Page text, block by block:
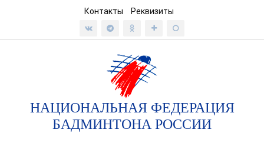
Контакты Реквизиты
НАЦИОНАЛЬНАЯ ФЕДЕРАЦИЯ
БАДМИНТОНА РОССИИ